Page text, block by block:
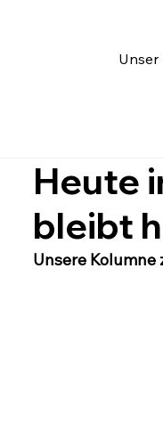
Unser
Heute
bleibt
Unsere Kolumne